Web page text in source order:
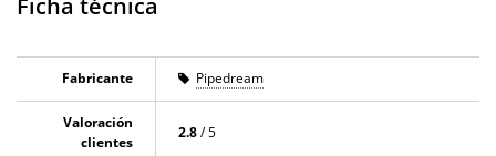
Ficha técnica
Fabricante Pipedream
Valoración
clientes
2.8/ 5